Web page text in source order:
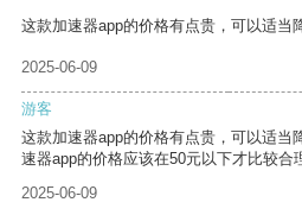
这款加速器app的价格有点贵，可以适当
2025-06-09
游客
这款加速器app的价格有点贵，可以适当
速器app的价格应该在50元以下才比较合
2025-06-09